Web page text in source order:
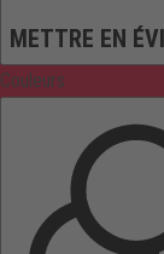
METTRE EN
Couleurs